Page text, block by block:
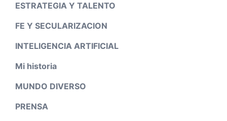
ESTRATEGIA Y TALENTO
FE Y SECULARIZACION
INTELIGENCIA ARTIFICIAL
Mi historia
MUNDO DIVERSO
PRENSA